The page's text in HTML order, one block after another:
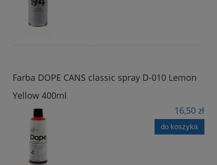
Farba DOPE CANS classic spray D-010 Lemon
Yellow 400ml
16,50 zł
do koszyka